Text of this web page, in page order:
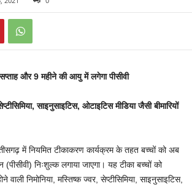
और 9 महीने की आयु में लगेगा पीसीवी
साइनुसाइटिस, ओटाइटिस मीडिया जैसी बीमारियों
में नियमित टीकाकरण कार्यक्रम के तहत बच्चों को अब
निःशुल्क लगाया जाएगा। यह टीका बच्चों को
वाली निमोनिया, मस्तिष्क ज्वर, सेप्टीसिमिया, साइनुसाइटिस,